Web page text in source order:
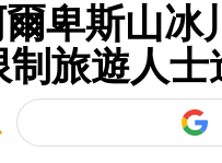
爾卑斯山
制旅遊人士